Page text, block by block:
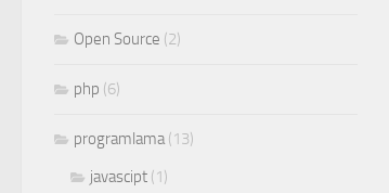
Open Source (2)
php (6)
programlama(13)
javascipt (1)